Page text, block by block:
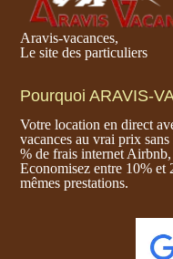
Aravis-vacances,
Le site des particuliers
Pourquoi ARAVIS-
Votre location en direct
vacances au vrai prix
% de frais internet
Economisez entre 10% et
mêmes prestations.